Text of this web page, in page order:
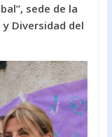
sede de la
Diversidad del